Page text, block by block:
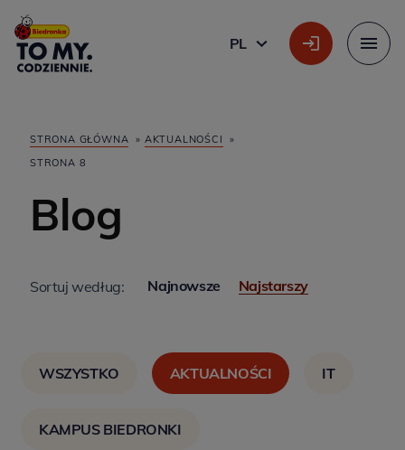
Główne logo
PL
POLSKI
STRONA GŁÓWNA » AKTUALNOŚCI
»
STRONA 8
Blog
Sortuj według: Najnowsze Najstarszy
WSZYSTKO AKTUALNOŚCI IT
KAMPUS BIEDRONKI